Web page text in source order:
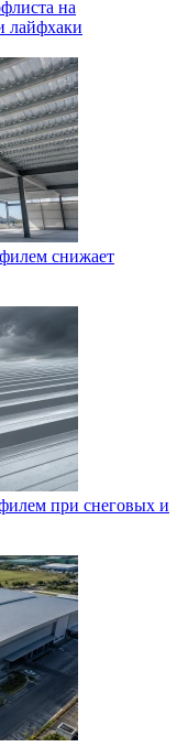
на
лайфхаки
снижает
при снеговых и